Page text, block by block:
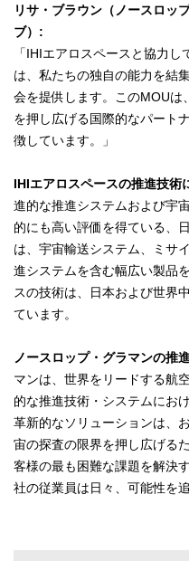
リサ・ブラウン（ノースロッ
ブ）:
「IHIエアロスペースと協力
は、私たちの独自の能力を結
会を提供します。このMOUは
を押し広げる国際的なパート
徴しています。」
IHIエアロスペースの推進技術
進的な推進システムおよび宇
的にも高い評価を得ている、
は、宇宙輸送システム、ミサ
進システムを含む幅広い製品
スの技術は、日本および世界
ています。
ノースロップ・グラマンの推
マンは、世界をリードする航
的な推進技術・システムにお
革新的なソリューションは、
宙の探査の限界を押し広げる
客様の最も困難な課題を解決
社の従業員は日々、可能性を